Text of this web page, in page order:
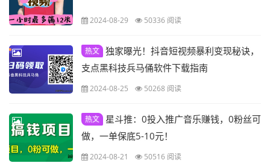
2024-08-29 50336 阅读
热文 独家曝光！抖音短视频暴利变现秘诀，
支点黑科技兵马俑软件下载指南
2024-08-25 50268 阅读
热文
星斗推：0投入推广音乐赚钱，0粉丝可
做，一单保底5-10元！
2024-08-21 50516 阅读